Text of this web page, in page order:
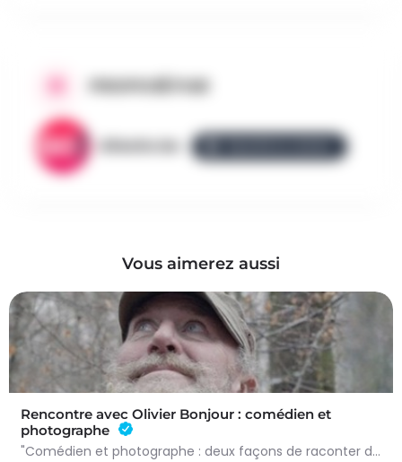
PROPOSÉ PAR
Vous aimerez aussi
Rencontre avec Olivier Bonjour : comédien et
photographe
"Comédien et photographe : deux façons de raconter des histoires" : voici le thème de la soirée qui sera…